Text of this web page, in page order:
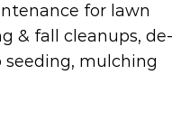
for lawn
& fall cleanups, de-
mulching